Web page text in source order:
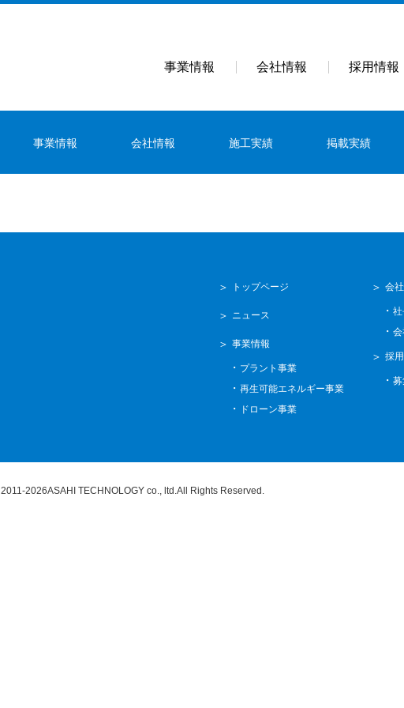
事業情報 会社情報 採用情報
事業情報 会社情報 施工実績 掲載実績
トップページ
ニュース
事業情報
プラント事業
再生可能エネルギー事業
ドローン事業
会
採
2011-2026ASAHI TECHNOLOGY co., ltd.All Rights Reserved.